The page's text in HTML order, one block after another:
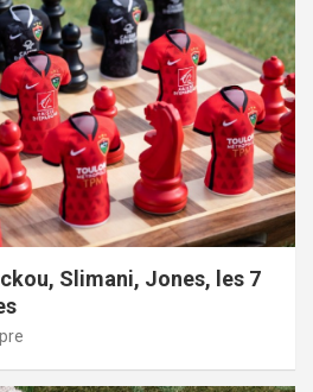
Slimani, Jones, les 7